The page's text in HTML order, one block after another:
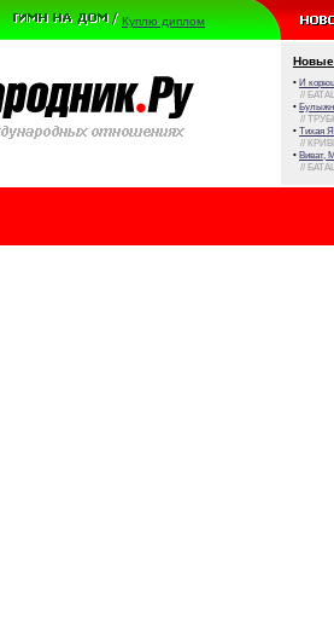
Куплю диплом
Новые
• И
//
•
//
• Тихая
//
• Виват,
//